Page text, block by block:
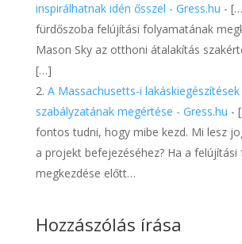
inspirálhatnak idén ősszel - Gress.hu -
fürdőszoba felújítási folyamatának
Mason Sky az otthoni átalakítás
[…]
A Massachusetts-i
szabályzatának megértése - Gress.hu -
fontos tudni, hogy mibe kezd. Mi lesz
a projekt befejezéséhez? Ha a
megkezdése előtt…
Hozzászólás írása